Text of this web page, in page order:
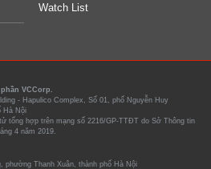
Watch List
VCCorp.
- Hapulico Complex, Số 01, phố Nguyễn Huy
Hà Nội
tổng hợp trên mạng số 2216/GP-TTĐT do Sở Thông tin
4 năm 2019.
Thanh Xuân, thành phố Hà Nội